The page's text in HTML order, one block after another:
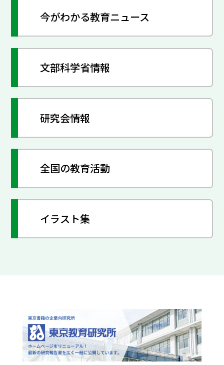
今がわかる教育ニュース
文部科学省情報
研究会情報
全国の教育活動
イラスト集